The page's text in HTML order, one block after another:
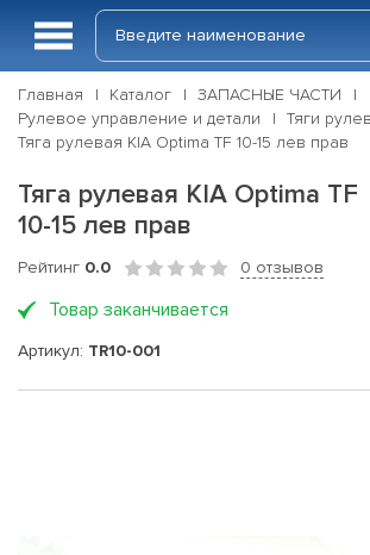
Главная Каталог
ЗАПАСНЫЕ ЧАСТИ
Рулевое управление и детали
Тяги
Тяга рулевая KIA Optima TF 10-15 лев прав
Тяга рулевая KIA Optima TF
10-15 лев прав
Рейтинг 0.0 0 отзывов
Товар заканчивается
Артикул: TR10-001